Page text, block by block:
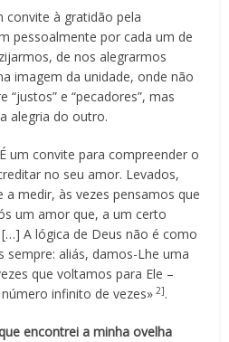
convite à gratidão pela
pessoalmente por cada um de
de nos alegrarmos
imagem da unidade, onde não
e “pecadores”, mas
alegria do outro.
um convite para compreender o
no seu amor. Levados,
medir, às vezes pensamos que
um amor que, a um certo
A lógica de Deus não é como
sempre: aliás, damos-Lhe uma
que voltamos para Ele –
infinito de vezes» 2].
encontrei a minha ovelha